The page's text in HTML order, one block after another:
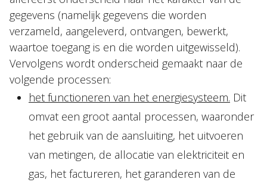
gegevens (namelijk gegevens die worden
verzameld, aangeleverd, ontvangen, bewerkt,
waartoe toegang is en die worden uitgewisseld).
Vervolgens wordt onderscheid gemaakt naar de
volgende processen:
het functioneren van het energiesysteem. Dit
omvat een groot aantal processen, waaronder
het gebruik van de aansluiting, het uitvoeren
van metingen, de allocatie van elektriciteit en
gas, het factureren, het garanderen van de